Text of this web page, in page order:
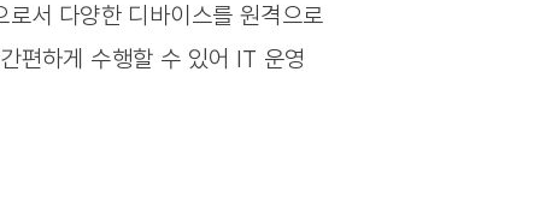
서 다양한 디바이스를 원격으로
편하게 수행할 수 있어 IT 운영